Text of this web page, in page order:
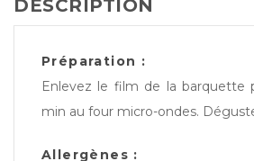
DESCRIPTION
Préparation :
Enlevez le film de la barquette
min au four micro-ondes.
Allergènes :